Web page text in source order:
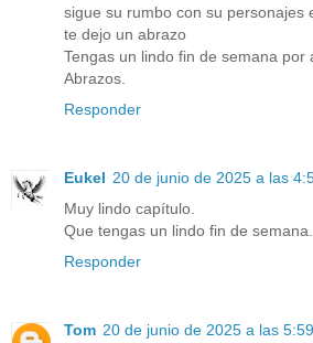
sigue su rumbo con su personajes
te dejo un abrazo
Tengas un lindo fin de semana por
Abrazos.
Responder
Eukel 20 de junio de 2025 a las
Muy lindo capítulo.
Que tengas un lindo fin de semana.
Responder
Tom 20 de junio de 2025 a las 5:59